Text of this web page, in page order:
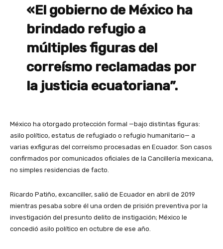
«El gobierno de México ha
brindado refugio a
múltiples figuras del
correísmo reclamadas por
la justicia ecuatoriana”.
México ha otorgado protección formal —bajo distintas figuras:
asilo político, estatus de refugiado o refugio humanitario— a
varias exfiguras del correísmo procesadas en Ecuador. Son casos
confirmados por comunicados oficiales de la Cancillería mexicana,
no simples residencias de facto.
Ricardo Patiño, excanciller, salió de Ecuador en abril de 2019
mientras pesaba sobre él una orden de prisión preventiva por la
investigación del presunto delito de instigación; México le
concedió asilo político en octubre de ese año.